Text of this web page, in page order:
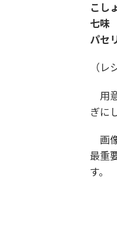
こし
七味
パセ
（レ
用
ぎに
画
最重
す。